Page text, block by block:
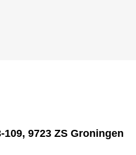
9723 ZS Groningen